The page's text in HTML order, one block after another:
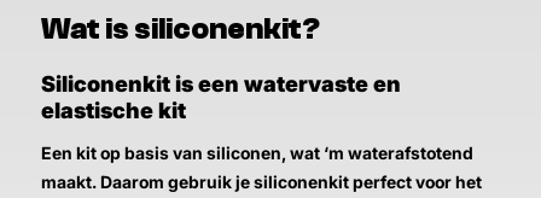
Wat is siliconenkit?
Siliconenkit is een watervaste en
elastische kit
Een kit op basis van siliconen, wat ‘m waterafstotend
maakt. Daarom gebruik je siliconenkit perfect voor het